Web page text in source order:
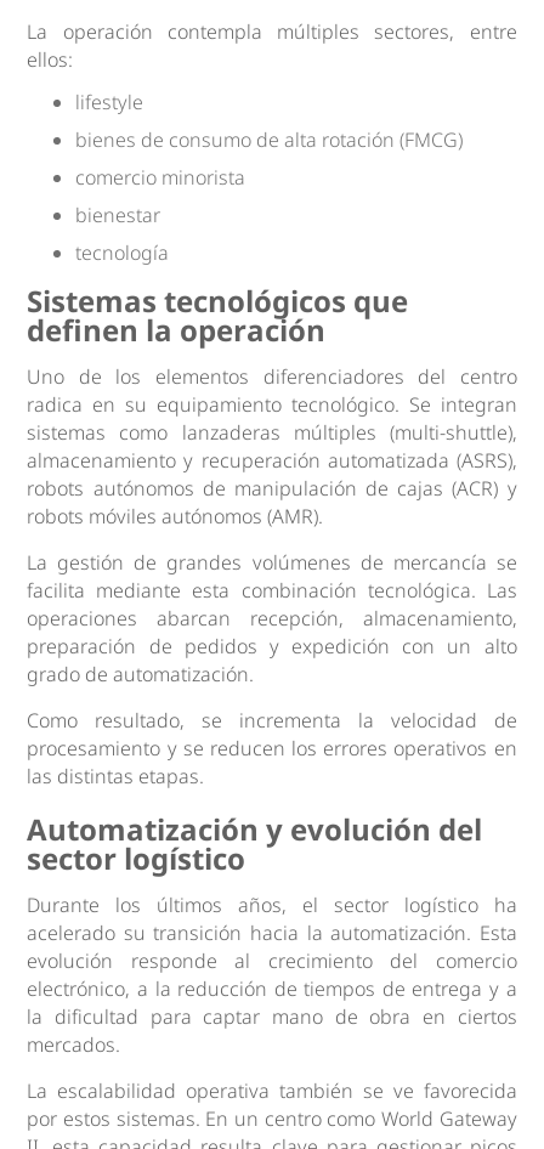
La operación contempla múltiples sectores, entre
ellos:
lifestyle
bienes de consumo de alta rotación (FMCG)
comercio minorista
bienestar
tecnología
Sistemas tecnológicos que
definen la operación
Uno de los elementos diferenciadores del centro
radica en su equipamiento tecnológico. Se integran
sistemas como lanzaderas múltiples (multi-shuttle),
almacenamiento y recuperación automatizada (ASRS),
robots autónomos de manipulación de cajas (ACR) y
robots móviles autónomos (AMR).
La gestión de grandes volúmenes de mercancía se
facilita mediante esta combinación tecnológica. Las
operaciones abarcan recepción, almacenamiento,
preparación de pedidos y expedición con un alto
grado de automatización.
Como resultado, se incrementa la velocidad de
procesamiento y se reducen los errores operativos en
las distintas etapas.
Automatización y evolución del
sector logístico
Durante los últimos años, el sector logístico ha
acelerado su transición hacia la automatización. Esta
evolución responde al crecimiento del comercio
electrónico, a la reducción de tiempos de entrega y a
la dificultad para captar mano de obra en ciertos
mercados.
La escalabilidad operativa también se ve favorecida
por estos sistemas. En un centro como World Gateway